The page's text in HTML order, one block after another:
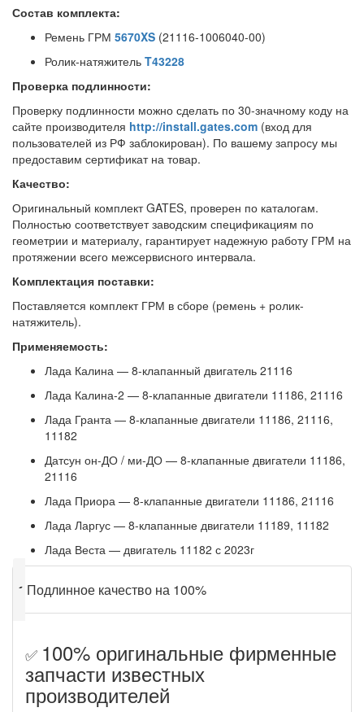
Состав комплекта:
Ремень ГРМ 5670XS (21116-1006040-00)
Ролик-натяжитель T43228
Проверка подлинности:
Проверку подлинности можно сделать по 30-значному коду на
сайте производителя http://install.gates.com (вход для
пользователей из РФ заблокирован). По вашему запросу мы
предоставим сертификат на товар.
Качество:
Оригинальный комплект GATES, проверен по каталогам.
Полностью соответствует заводским спецификациям по
геометрии и материалу, гарантирует надежную работу ГРМ на
протяжении всего межсервисного интервала.
Комплектация поставки:
Поставляется комплект ГРМ в сборе (ремень + ролик-
натяжитель).
Применяемость:
Лада Калина — 8-клапанный двигатель 21116
Лада Калина-2 — 8-клапанные двигатели 11186, 21116
Лада Гранта — 8-клапанные двигатели 11186, 21116,
11182
Датсун он-ДО / ми-ДО — 8-клапанные двигатели 11186,
21116
Лада Приора — 8-клапанные двигатели 11186, 21116
Лада Ларгус — 8-клапанные двигатели 11189, 11182
Лада Веста — двигатель 11182 с 2023г
✔ Подлинное качество на 100%
✅ 100% оригинальные фирменные
запчасти известных
производителей